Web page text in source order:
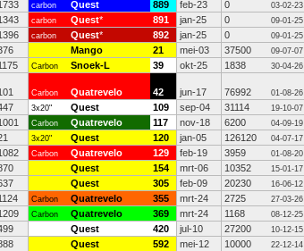
carbon Quest 889 feb-23 0 03-02-23
carbon Quest* 891 jan-25 0 09-01-25
carbon Quest* 892 jan-25 0 09-01-25
Mango 21 mei-03 37500 09-07-07
Carbon Snoek-L 39 okt-25 1838 30-04-26
Carbon Quatrevelo 42 jun-17 76992 01-08-26
3x20" Quest 109 sep-04 31114 19-10-07
Carbon Quatrevelo 117 nov-18 6200 04-09-19
3x20" Quest 120 jan-05 126120 04-07-17
Carbon Quatrevelo 129 feb-19 3959 01-08-20
Quest 154 mrt-06 10352 15-01-17
Quest 305 feb-09 20230 16-06-12
Carbon Quatrevelo 355 mrt-24 2725 27-03-26
Carbon Quatrevelo 369 mrt-24 1168 08-12-25
Quest 420 jul-10 27200 10-12-15
Quest 592 mei-12 10000 22-12-14